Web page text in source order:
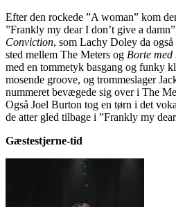
Efter den rockede ”A woman” kom
”Frankly my dear I don’t give a
Conviction, som Lachy Doley da
sted mellem The Meters og Borte
med en tommetyk basgang og funky
mosende groove, og trommeslager
nummeret bevægede sig over i The
Også Joel Burton tog en tørn i det
de atter gled tilbage i ”Frankly my
Gæstestjerne-tid